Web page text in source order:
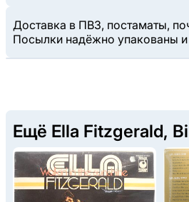
Доставка в ПВЗ, постаматы,
Посылки надёжно упакованы и
Ещё Ella Fitzgerald,